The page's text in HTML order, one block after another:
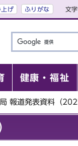
上げ ふりがな 文
健康・福祉
報道発表資料（